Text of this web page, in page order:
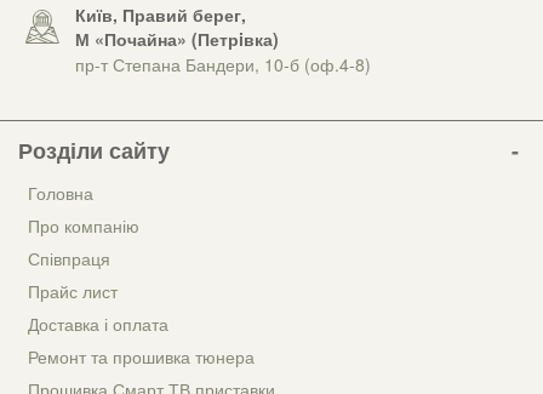
Київ, Правий берег,
М «Почайна» (Петрiвка)
пр-т Степана Бандери, 10-б (оф.4-8)
Розділи сайту
Головна
Про компанію
Співпраця
Прайс лист
Доставка і оплата
Ремонт та прошивка тюнера
Прошивка Смарт ТВ приставки